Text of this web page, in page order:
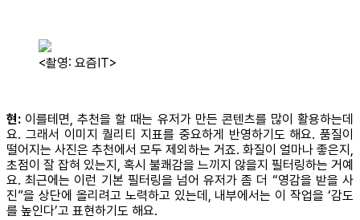
<촬영: 요즘IT>
현: 이를테면, 추천을 할 때는 유저가 만든 콘텐츠를 많이 활용하는데
요. 그래서 이미지 퀄리티 지표를 중요하게 반영하기도 해요. 품질이
떨어지는 사진은 추천에서 모두 제외하는 거죠. 화질이 얼마나 좋은지,
초점이 잘 잡혀 있는지, 혹시 불쾌감을 느끼지 않을지 필터링하는 거예
요. 최근에는 이런 기본 필터링을 넘어 유저가 좀 더 “영감을 받을 사
진”을 상단에 올리려고 노력하고 있는데, 내부에서는 이 작업을 ‘감도
를 높인다’고 표현하기도 해요.